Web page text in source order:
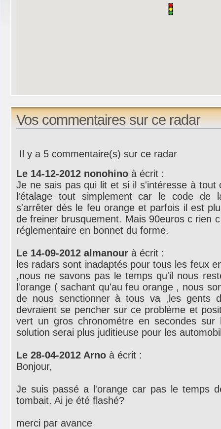
Vos commentaires sur ce radar
Il y a 5 commentaire(s) sur ce radar
Le 14-12-2012 nonohino à écrit :
Je ne sais pas qui lit et si il s'intéresse à tout
l'étalage tout simplement car le code de
s'arrêter dès le feu orange et parfois il est
de freiner brusquement. Mais 90euros c rien
réglementaire en bonnet du forme.
Le 14-09-2012 almanour à écrit :
les radars sont inadaptés pour tous les feux
,nous ne savons pas le temps qu'il nous
l'orange ( sachant qu'au feu orange , nous
de nous senctionner à tous va ,les gents
devraient se pencher sur ce probléme et
vert un gros chronométre en secondes sur
solution serai plus juditieuse pour les
Le 28-04-2012 Arno à écrit :
Bonjour,
Je suis passé a l'orange car pas le temps
tombait. Ai je été flashé?
merci par avance